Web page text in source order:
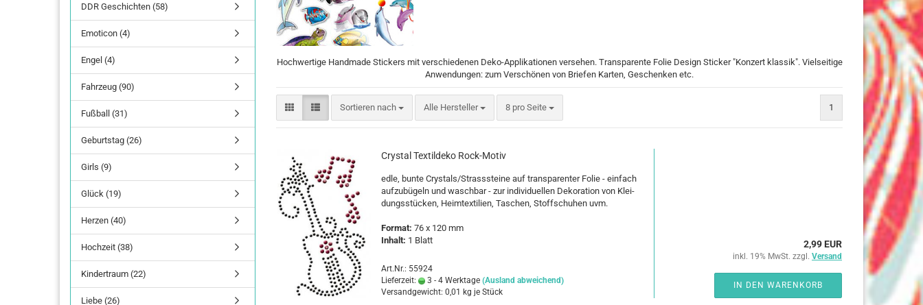
Cars
Eiskönigin / Frozen
Fairies
Weihnachts Engel
Weihnachts Sterne
Weihnachtsmann
50 mm
Hochwertige Handmade Stickers mit verschiedenen Deko-Applikationen versehen. Transparente Folie Design Sticker "Konzert klassik". Vielseitige
Anwendungen: zum Verschönen von Briefen Karten, Geschenken etc.
Sortieren nach
Sortieren nach Alle Hersteller 8 pro Seite
pro Seite 1
Crys­tal Tex­til­de­ko Rock-​Motiv
edle, bunte Crys­tals/Strass­stei­ne auf trans­pa­ren­ter Folie - ein­fach
auf­zu­bü­geln und wasch­bar - zur in­di­vi­du­el­len De­ko­ra­ti­on von Klei­
dungs­stü­cken, Heim­tex­ti­li­en, Ta­schen, Stoff­schu­hen uvm.
For­mat: 76 x 120 mm
In­halt: 1 Blatt
Art.Nr.: 55924
Lieferzeit:
3 - 4 Werktage (Ausland abweichend)
Versandgewicht: 0,01 kg je Stück
2,99 EUR
inkl. 19% MwSt. zzgl. Versand
IN DEN WARENKORB
DDR Geschichten (58)
Emoticon (4)
Engel (4)
Fahrzeug (90)
Fußball (31)
Geburtstag (26)
Girls (9)
Glück (19)
Herzen (40)
Hochzeit (38)
Kindertraum (22)
Liebe (26)